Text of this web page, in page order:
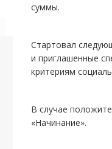
суммы.
Стартовал
и приглашенные
критериям
В случае
«Начинание».